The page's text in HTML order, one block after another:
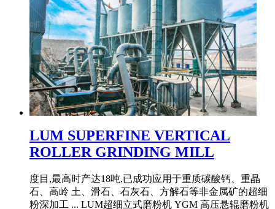
LUM SUPERFINE VERTICAL
ROLLER GRINDING MILL
度目,最高时产达18吨,已成功应用于重质碳酸钙、重晶
石、高岭 土、滑石、石灰石、方解石等非金属矿的超细
粉深加工 ... LUM超细立式磨粉机 YGM 高压悬辊磨粉机